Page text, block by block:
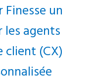
un
agents
client (CX)